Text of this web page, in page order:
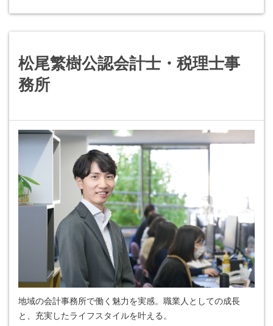
松尾繁樹公認会計士・税理士事
務所
地域の会計事務所で働く魅力を実感。職業人としての成長
と、充実したライフスタイルを叶える。